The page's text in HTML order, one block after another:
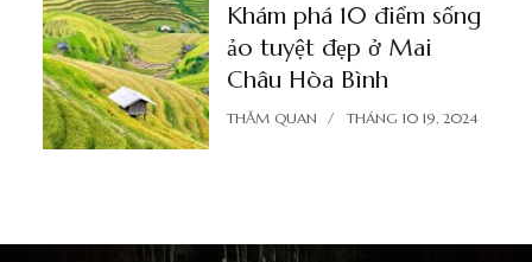
Khám phá 10 điểm sống
ảo tuyệt đẹp ở Mai
Châu Hòa Bình
THĂM QUAN THÁNG 10 19, 2024